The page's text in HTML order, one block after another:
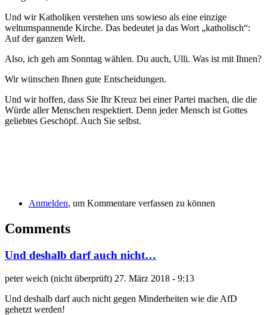
Und wir Katholiken verstehen uns sowieso als eine einzige
weltumspannende Kirche. Das bedeutet ja das Wort „katholisch“:
Auf der ganzen Welt.
Also, ich geh am Sonntag wählen. Du auch, Ulli. Was ist mit Ihnen?
Wir wünschen Ihnen gute Entscheidungen.
Und wir hoffen, dass Sie Ihr Kreuz bei einer Partei machen, die die
Würde aller Menschen respektiert. Denn jeder Mensch ist Gottes
geliebtes Geschöpf. Auch Sie selbst.
Anmelden, um Kommentare verfassen zu können
Comments
Und deshalb darf auch nicht…
peter weich (nicht überprüft) 27. März 2018 - 9:13
Und deshalb darf auch nicht gegen Minderheiten wie die AfD
gehetzt werden!